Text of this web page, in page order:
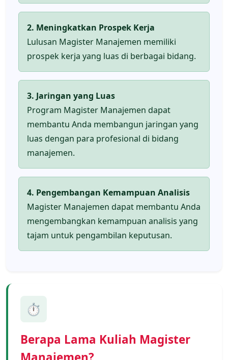
2. Meningkatkan Prospek Kerja
Lulusan Magister Manajemen memiliki
prospek kerja yang luas di berbagai bidang.
3. Jaringan yang Luas
Program Magister Manajemen dapat
membantu Anda membangun jaringan yang
luas dengan para profesional di bidang
manajemen.
4. Pengembangan Kemampuan Analisis
Magister Manajemen dapat membantu Anda
mengembangkan kemampuan analisis yang
tajam untuk pengambilan keputusan.
⏱️
Berapa Lama Kuliah Magister